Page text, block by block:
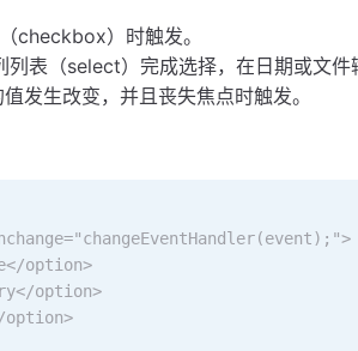
checkbox）时触发。
表（select）完成选择，在日期或文件
发生改变，并且丧失焦点时触发。
option>
option>